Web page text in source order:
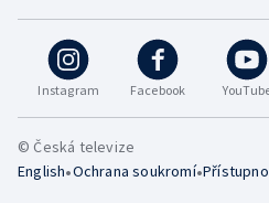
Instagram Facebook
© Česká televize
English•Ochrana soukromí•